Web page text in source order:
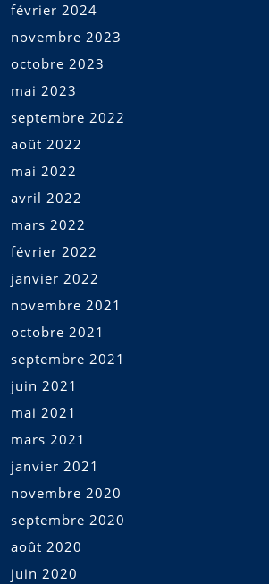
février 2024
novembre 2023
octobre 2023
mai 2023
septembre 2022
août 2022
mai 2022
avril 2022
mars 2022
février 2022
janvier 2022
novembre 2021
octobre 2021
septembre 2021
juin 2021
mai 2021
mars 2021
janvier 2021
novembre 2020
septembre 2020
août 2020
juin 2020